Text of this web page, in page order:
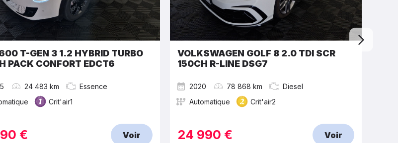
T-GEN 3 1.2 HYBRID TURBO
PACK CONFORT EDCT6
24 483 km
Essence
Crit'air1
€ Voir
VOLKSWAGEN GOLF 8 2.0 TDI SCR
150CH R-LINE DSG7
2020 78 868 km
Diesel
Automatique
Crit'air2
24 990 € Voir